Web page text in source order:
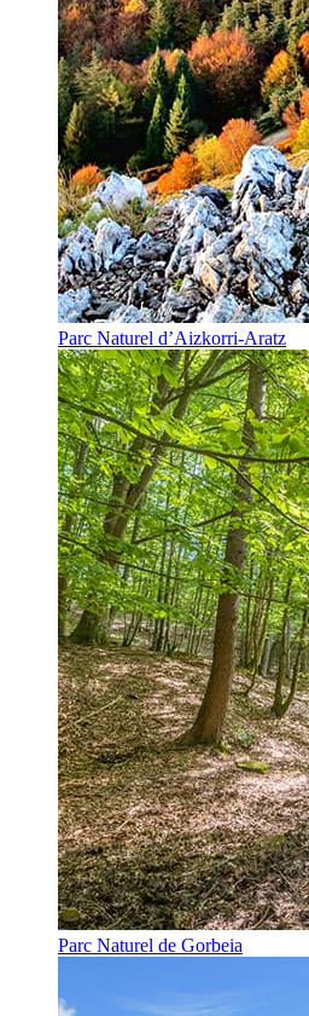
Parc Naturel d’Aizkorri-Aratz
Parc Naturel de Gorbeia